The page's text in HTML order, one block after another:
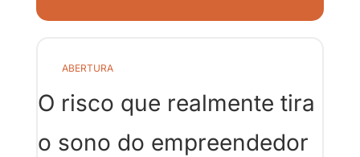
ABERTURA
O risco que realmente tira
o sono do empreendedor